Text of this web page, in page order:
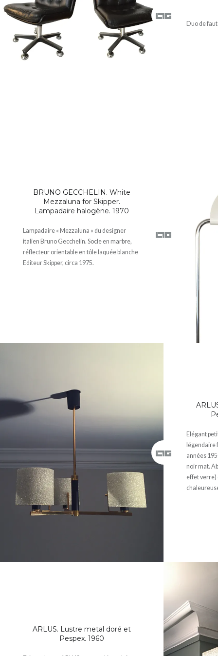
Duo de
BRUNO GECCHELIN. White
Mezzaluna for Skipper.
Lampadaire halogène. 1970
Lampadaire « Mezzaluna » du designer
italien Bruno Gecchelin. Socle en marbre,
réflecteur orientable en tôle laquée blanche
Editeur Skipper, circa 1975.
Elégant
légendaire
années
noir mat.
effet verre)
ARLUS. Lustre metal doré et
Pespex. 1960